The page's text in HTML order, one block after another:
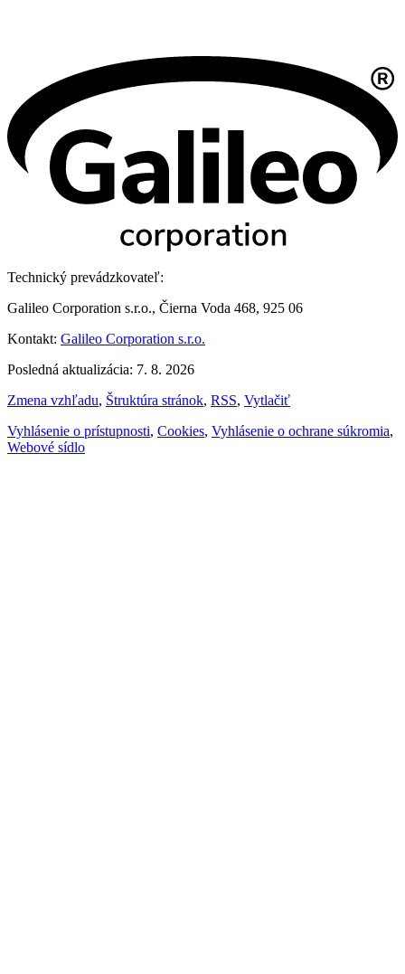
Technický prevádzkovateľ:
Galileo Corporation s.r.o., Čierna Voda 468, 925 06
Kontakt: Galileo Corporation s.r.o.
Posledná aktualizácia: 7. 8. 2026
Zmena vzhľadu, Štruktúra stránok, RSS, Vytlačiť
Vyhlásenie o prístupnosti, Cookies, Vyhlásenie o ochrane súkromia,
Webové sídlo